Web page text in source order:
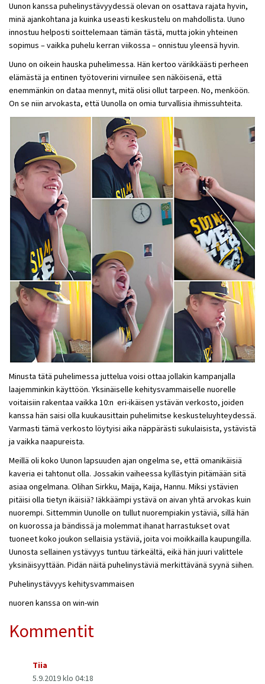
Uunon kanssa puhelinystävyydessä olevan on osattava rajata hyvin,
minä ajankohtana ja kuinka useasti keskustelu on mahdollista. Uuno
innostuu helposti soittelemaan tämän tästä, mutta jokin yhteinen
sopimus – vaikka puhelu kerran viikossa – onnistuu yleensä hyvin.
Uuno on oikein hauska puhelimessa. Hän kertoo värikkäästi perheen
elämästä ja entinen työtoverini virnuilee sen näköisenä, että
enemmänkin on dataa mennyt, mitä olisi ollut tarpeen. No, menköön.
On se niin arvokasta, että Uunolla on omia turvallisia ihmissuhteita.
Minusta tätä puhelimessa juttelua voisi ottaa jollakin kampanjalla
laajemminkin käyttöön. Yksinäiselle kehitysvammaiselle nuorelle
voitaisiin rakentaa vaikka 10:n eri-ikäisen ystävän verkosto, joiden
kanssa hän saisi olla kuukausittain puhelimitse keskusteluyhteydessä.
Varmasti tämä verkosto löytyisi aika näppärästi sukulaisista, ystävistä
ja vaikka naapureista.
Meillä oli koko Uunon lapsuuden ajan ongelma se, että omanikäisiä
kaveria ei tahtonut olla. Jossakin vaiheessa kyllästyin pitämään sitä
asiaa ongelmana. Olihan Sirkku, Maija, Kaija, Hannu. Miksi ystävien
pitäisi olla tietyn ikäisiä? Iäkkäämpi ystävä on aivan yhtä arvokas kuin
nuorempi. Sittemmin Uunolle on tullut nuorempiakin ystäviä, sillä hän
on kuorossa ja bändissä ja molemmat ihanat harrastukset ovat
tuoneet koko joukon sellaisia ystäviä, joita voi moikkailla kaupungilla.
Uunosta sellainen ystävyys tuntuu tärkeältä, eikä hän juuri valittele
yksinäisyyttään. Pidän näitä puhelinystäviä merkittävänä syynä siihen.
Puhelinystävyys kehitysvammaisen
nuoren kanssa on win-win
Kommentit
Tiia
5.9.2019 klo 04:18